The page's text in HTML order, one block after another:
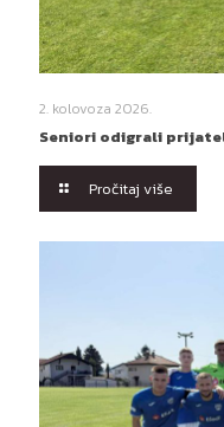
2. kolovoza 2026.
Seniori odigrali
Pročitaj više